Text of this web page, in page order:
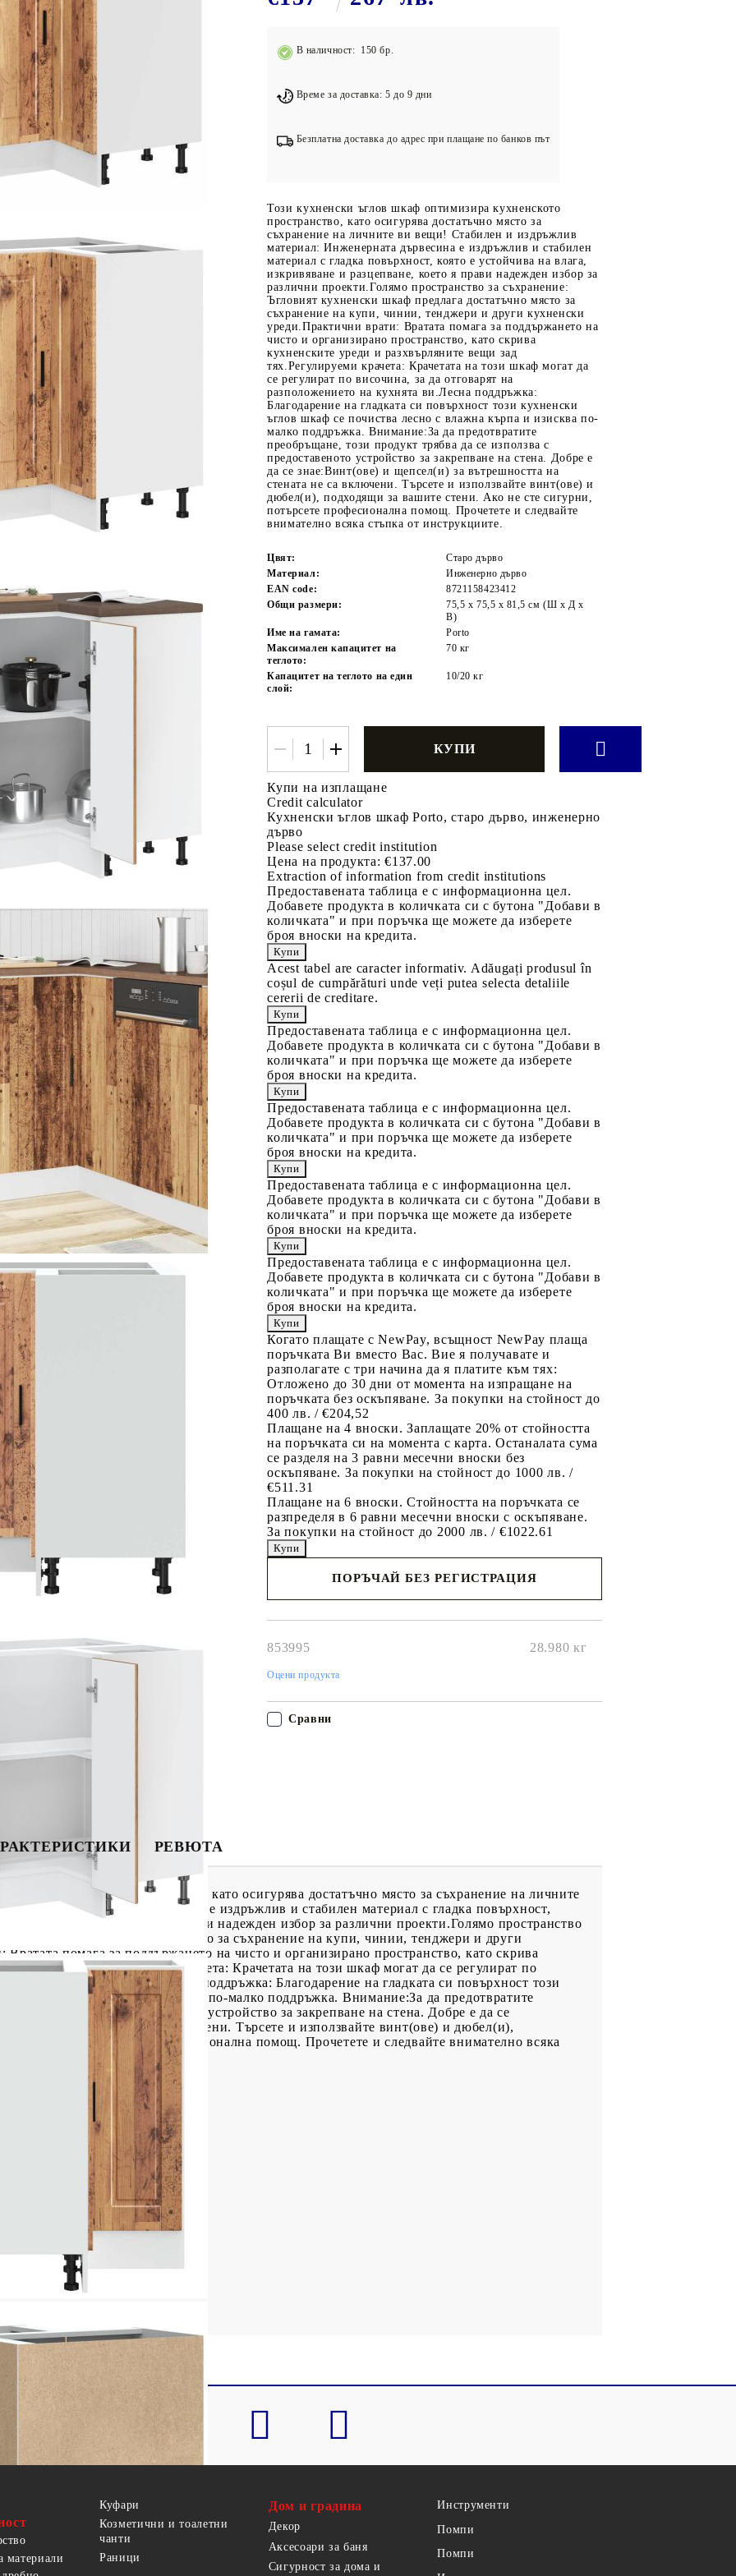
Подложки за фитнес уреди
Лостове за набиране
Силови кули
Йога и пилатес
Tweet
В наличност: 150 бр.
Време за доставка: 5 до 9 дни
Безплатна доставка до адрес при плащане по банков път
Този кухненски ъглов шкаф оптимизира кухненското
пространство, като осигурява достатъчно място за
съхранение на личните ви вещи! Стабилен и издръжлив
материал: Инженерната дървесина е издръжлив и стабилен
материал с гладка повърхност, която е устойчива на влага,
изкривяване и разцепване, което я прави надежден избор за
различни проекти.Голямо пространство за съхранение:
Ъгловият кухненски шкаф предлага достатъчно място за
съхранение на купи, чинии, тенджери и други кухненски
уреди.Практични врати: Вратата помага за поддържането на
чисто и организирано пространство, като скрива
кухненските уреди и разхвърляните вещи зад
тях.Регулируеми крачета: Крачетата на този шкаф могат да
се регулират по височина, за да отговарят на
разположението на кухнята ви.Лесна поддръжка:
Благодарение на гладката си повърхност този кухненски
ъглов шкаф се почиства лесно с влажна кърпа и изисква по-
малко поддръжка. Внимание:За да предотвратите
преобръщане, този продукт трябва да се използва с
предоставеното устройство за закрепване на стена. Добре е
да се знае:Винт(ове) и щепсел(и) за вътрешността на
стената не са включени. Търсете и използвайте винт(ове) и
дюбел(и), подходящи за вашите стени. Ако не сте сигурни,
потърсете професионална помощ. Прочетете и следвайте
внимателно всяка стъпка от инструкциите.
Цвят:
Старо дърво
Материал:
Инженерно дърво
EAN code:
8721158423412
Общи размери:
75,5 x 75,5 x 81,5 cм (Ш x Д x
В)
Име на гамата:
Porto
Максимален капацитет на
теглото:
70 кг
Капацитет на теглото на един
слой:
10/20 кг
Купи на изплащане
Credit calculator
Кухненски ъглов шкаф Porto, старо дърво, инженерно
дърво
Please select credit institution
Цена на продукта: €137.00
Extraction of information from credit institutions
Предоставената таблица е с информационна цел.
Добавете продукта в количката си с бутона "Добави в
количката" и при поръчка ще можете да изберете
броя вноски на кредита.
Acest tabel are caracter informativ. Adăugați produsul în
coșul de cumpărături unde veți putea selecta detaliile
cererii de creditare.
Предоставената таблица е с информационна цел.
Добавете продукта в количката си с бутона "Добави в
количката" и при поръчка ще можете да изберете
броя вноски на кредита.
Предоставената таблица е с информационна цел.
Добавете продукта в количката си с бутона "Добави в
количката" и при поръчка ще можете да изберете
броя вноски на кредита.
Предоставената таблица е с информационна цел.
Добавете продукта в количката си с бутона "Добави в
количката" и при поръчка ще можете да изберете
броя вноски на кредита.
Предоставената таблица е с информационна цел.
Добавете продукта в количката си с бутона "Добави в
количката" и при поръчка ще можете да изберете
броя вноски на кредита.
Когато плащате с NewPay, всъщност NewPay плаща
поръчката Ви вместо Вас. Вие я получавате и
разполагате с три начина да я платите към тях:
Отложено до 30 дни от момента на изпращане на
поръчката без оскъпяване. За покупки на стойност до
400 лв. / €204,52
Плащане на 4 вноски. Заплащате 20% от стойността
на поръчката си на момента с карта. Останалата сума
се разделя на 3 равни месечни вноски без
оскъпяване. За покупки на стойност до 1000 лв. /
€511.31
Плащане на 6 вноски. Стойността на поръчката се
разпределя в 6 равни месечни вноски с оскъпяване.
За покупки на стойност до 2000 лв. / €1022.61
ПОРЪЧАЙ БЕЗ РЕГИСТРАЦИЯ
853995 28.980 кг
Оцени продукта
Сравни
РЕВЮТА
кухненското пространство, като осигурява достатъчно място за съхранение на личните
Инженерната дървесина е издръжлив и стабилен материал с гладка повърхност,
и разцепване, което я прави надежден избор за различни проекти.Голямо пространство
шкаф предлага достатъчно място за съхранение на купи, чинии, тенджери и други
помага за поддържането на чисто и организирано пространство, като скрива
вещи зад тях.Регулируеми крачета: Крачетата на този шкаф могат да се регулират по
на кухнята ви.Лесна поддръжка: Благодарение на гладката си повърхност този
с влажна кърпа и изисква по-малко поддръжка. Внимание:За да предотвратите
се използва с предоставеното устройство за закрепване на стена. Добре е да се
на стената не са включени. Търсете и използвайте винт(ове) и дюбел(и),
сигурни, потърсете професионална помощ. Прочетете и следвайте внимателно всяка
cм (Ш x Д x В)
слой: 10/20 кг
доставката
материали
Куфари
Козметични и тоалетни
чанти
Раници
Дом и градина
Декор
Аксесоари за баня
Сигурност за дома и
Инструменти
Помпи
Помпи